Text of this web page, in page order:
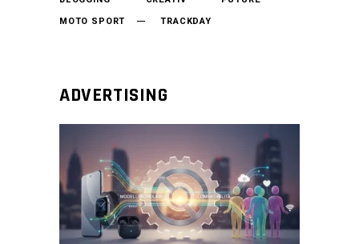
MOTO SPORT
TRACKDAY
ADVERTISING